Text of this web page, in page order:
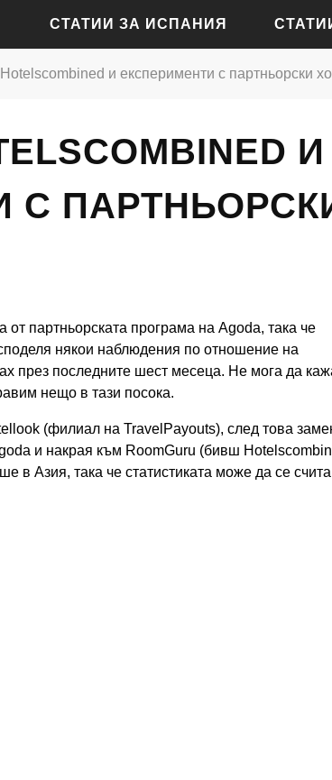
СТАТИИ ЗА ИСПАНИЯ
СТАТИИ ЗА БАРСЕЛОНА
СТАТИИ ЗА СЕВИЛЯ
СТАТИИ
СТАТИИ
СТАТИИ
и експерименти с партньорски
И
С
от партньорската програма на Agoda, така че
някои наблюдения по отношение на
през последните шест месеца. Не мога да
нещо в тази посока.
(филиал на TravelPayouts), след това
и накрая към RoomGuru (бивш
в Азия, така че статистиката може да се счита